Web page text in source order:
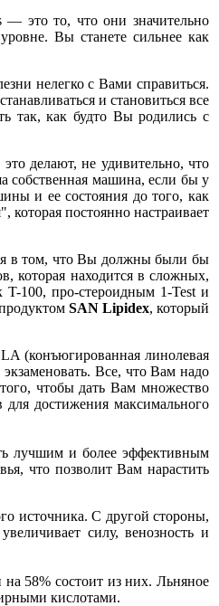
это то, что они значительно
Вы станете сильнее как
нелегко с Вами справиться.
и становиться все
так, как будто Вы родились с
делают, не удивительно, что
собственная машина, если бы у
и ее состояния до того, как
постоянно настраивает
в том, что Вы должны были бы
которая находится в сложных,
100, про-стероидным 1-Test и
SANLipidex, который
(конъюгированная линолевая
Все, что Вам надо
чтобы дать Вам множество
достижения максимального
лучшим и более эффективным
что позволит Вам нарастить
источника. С другой стороны,
силу, венозность и
58% состоит из них. Льняное
кислотами.